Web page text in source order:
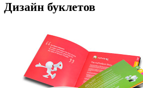
Дизайн буклетов